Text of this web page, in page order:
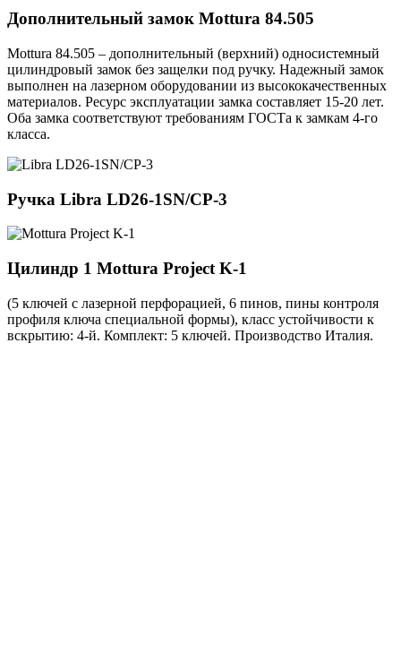
Дополнительный замок Mottura 84.505
Mottura 84.505 – дополнительный (верхний) односистемный
цилиндровый замок без защелки под ручку. Надежный замок
выполнен на лазерном оборудовании из высококачественных
материалов. Ресурс эксплуатации замка составляет 15-20 лет.
Оба замка соответствуют требованиям ГОСТа к замкам 4-го
класса.
Ручка Libra LD26-1SN/CP-3
Цилиндр 1 Mottura Project K-1
(5 ключей с лазерной перфорацией, 6 пинов, пины контроля
профиля ключа специальной формы), класс устойчивости к
вскрытию: 4-й. Комплект: 5 ключей. Производство Италия.